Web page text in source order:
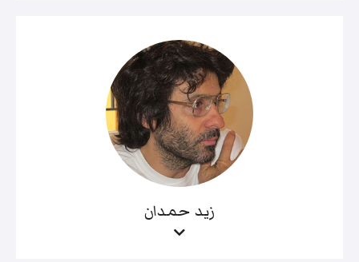
زيد حمدان